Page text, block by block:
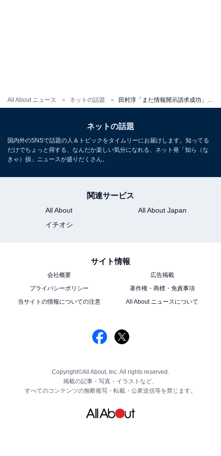
All About ニュース ネットの話題
ネットの話題
国内外のSNSで話題の人＆トピックをタイムリーにお届けします。知ってる
だけでちょっと得する、なんだか楽しい気分になれる、ネット発「知ら（な
きゃ）損」ニュースが盛りだくさん。
関連サービス
All About
All About Japan
イチオシ
サイト情報
会社概要
広告掲載
プライバシーポリシー
著作権・商標・免責事項
当サイトの情報についての注意
All About ニュースについて
Copyright©All About, Inc. All rights reserved.
掲載の記事・写真・イラストなど、
すべてのコンテンツの無断複写・転載・公衆送信等を禁じます。